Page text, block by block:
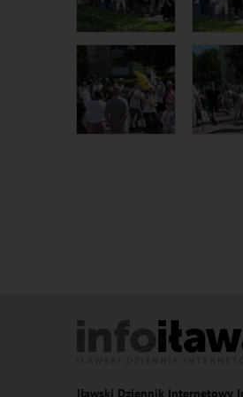
Iławski Dziennik Internetowy